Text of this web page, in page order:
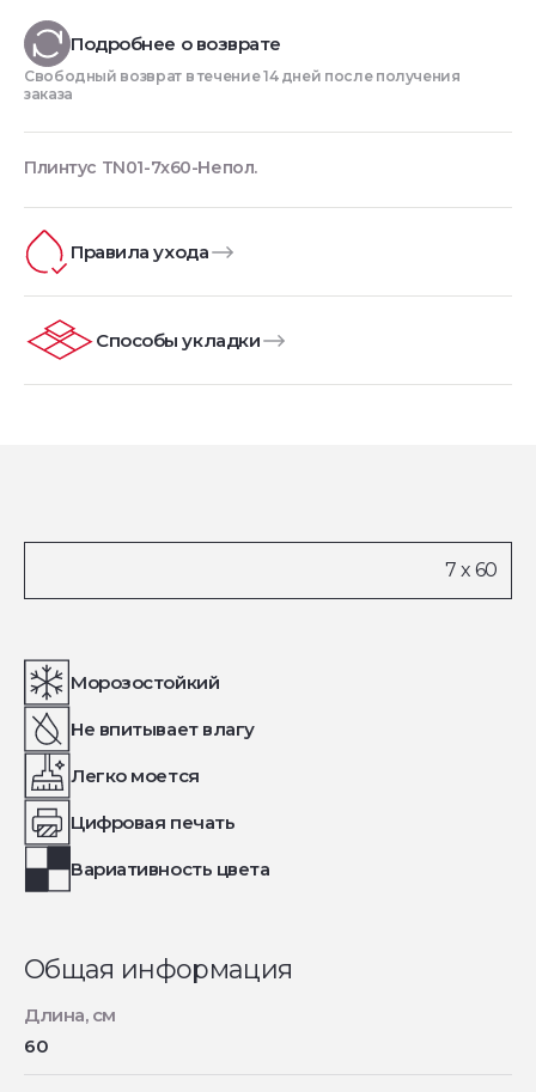
Подробнее о возврате
Свободный возврат в течение 14 дней после получения
заказа
Плинтус TN01-7x60-Непол.
Правила ухода
Способы укладки
Морозостойкий
Не впитывает влагу
Легко моется
Цифровая печать
Вариативность цвета
Общая информация
Длина, см
60